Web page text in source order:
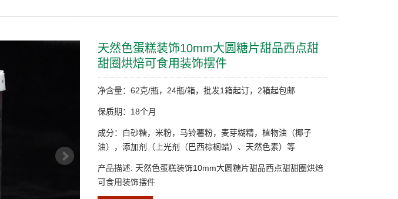
天然色蛋糕装饰10mm大圆糖片甜品西点甜
甜圈烘焙可食用装饰摆件
净含量：62克/瓶，24瓶/箱，批发1箱起订，2箱起包邮
保质期：18个月
成分：白砂糖，米粉，马铃薯粉，麦芽糊精，植物油（椰子
油），添加剂（上光剂（巴西棕榈蜡）、天然色素）等
产品描述: 天然色蛋糕装饰10mm大圆糖片甜品西点甜甜圈烘焙
可食用装饰摆件